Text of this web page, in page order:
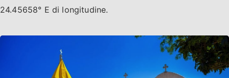
24.45658° E di longitudine.